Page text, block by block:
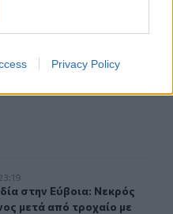
Privacy Policy
37χρονος μετά από
23:19
στην Εύβοια: Νεκρός
στην Εύβοια: Νεκρός
μετά από τροχαίο με